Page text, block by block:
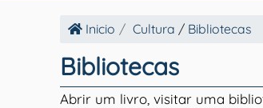
Inicio Cultura / Bibliotecas
Bibliotecas
Abrir um livro, visitar uma